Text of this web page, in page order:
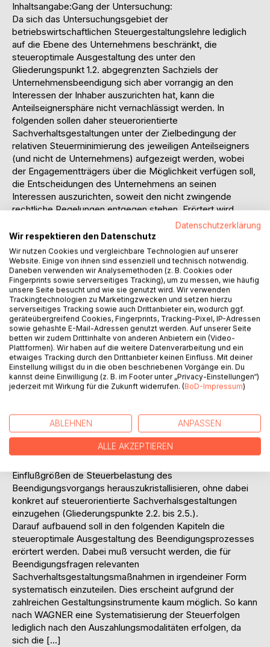
Inhaltsangabe:Gang der Untersuchung:
Da sich das Untersuchungsgebiet der
betriebswirtschaftlichen Steuergestaltungslehre lediglich
auf die Ebene des Unternehmens beschränkt, die
steueroptimale Ausgestaltung des unter den
Gliederungspunkt 1.2. abgegrenzten Sachziels der
Unternehmensbeendigung sich aber vorrangig an den
Interessen der Inhaber auszurichten hat, kann die
Anteilseignersphäre nicht vernachlässigt werden. In
folgenden sollen daher steuerorientierte
Sachverhaltsgestaltungen unter der Zielbedingung der
relativen Steuerminimierung des jeweiligen Anteilseigners
(und nicht de Unternehmens) aufgezeigt werden, wobei
der Engagementträgers über die Möglichkeit verfügen soll,
die Entscheidungen des Unternehmens an seinen
Interessen auszurichten, soweit den nicht zwingende
rechtliche Regelungen entgegen stehen. Erörtert wird
Beendigungsvorgangs, während die vorgelagerte
Beendigungsentscheidung unberücksichtigt bleibt. Von den
zahlreichen Steuerarten de "Vielsteuersystems der BRD"Z
werden in folgenden lediglich die ESt KSt, GewErtrSt,
GewKapSt3, VSt, USt und GrESt unter Vernachlässigun der
Kapitalertragsteuer berücksichtigt.
Da das Steuerrecht auch im Beendigungsstadium an
zivilrechtliche Vorgänge anknüpft, erscheint es geboten,
zunächst die probleorelevante gesellschafts- und
handelsrechtlichen Grundzüge der
Unternehmensbeendigung zu skizzieren (Gliederungspunkt
2.1.). Daran anschließen werden die
untersuchungsrelevanten Grundlagen der steuerrechtliche
Verkehr- und Substanzsteuerbereich aufgezeigt und auf
einige besondere steuerlich Sachverhalte (die nicht nur
während der Unternehmensbeendigung gegebe sind, aber
insofern gerade in der Beendigungsphase von großer
Einflußgrößen de Steuerbelastung des
Beendigungsvorgangs herauszukristallisieren, ohne dabei
konkret auf steuerorientierte Sachverhalsgestaltungen
einzugehen (Gliederungspunkte 2.2. bis 2.5.).
Darauf aufbauend soll in den folgenden Kapiteln die
steueroptimale Ausgestaltung des Beendigungsprozesses
erörtert werden. Dabei muß versucht werden, die für
Beendigungsfragen relevanten
Sachverhaltsgestaltungsmaßnahmen in irgendeiner Form
systematisch einzuteilen. Dies erscheint aufgrund der
zahlreichen Gestaltungsinstrumente kaum möglich. So kann
nach WAGNER eine Systematisierung der Steuerfolgen
lediglich nach den Auszahlungsmodalitäten erfolgen, da
sich die […]
Datenschutzerklärung
Wir respektieren den Datenschutz
Wir nutzen Cookies und vergleichbare Technologien auf unserer
Website. Einige von ihnen sind essenziell und technisch notwendig.
Daneben verwenden wir Analysemethoden (z. B. Cookies oder
Fingerprints sowie serverseitiges Tracking), um zu messen, wie häufig
unsere Seite besucht und wie sie genutzt wird. Wir verwenden
Trackingtechnologien zu Marketingzwecken und setzen hierzu
serverseitiges Tracking sowie auch Drittanbieter ein, wodurch ggf.
geräteübergreifend Cookies, Fingerprints, Tracking-Pixel, IP-Adressen
sowie gehashte E-Mail-Adressen genutzt werden. Auf unserer Seite
betten wir zudem Drittinhalte von anderen Anbietern ein (Video-
Plattformen). Wir haben auf die weitere Datenverarbeitung und ein
etwaiges Tracking durch den Drittanbieter keinen Einfluss. Mit deiner
Einstellung willigst du in die oben beschriebenen Vorgänge ein. Du
kannst deine Einwilligung (z. B. im Footer unter „Privacy-Einstellungen“)
jederzeit mit Wirkung für die Zukunft widerrufen. (BoD-Impressum)
ABLEHNEN ANPASSEN
ALLE AKZEPTIEREN